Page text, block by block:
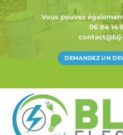
Vous pouvez
06 84 14
DEMANDEZ UN